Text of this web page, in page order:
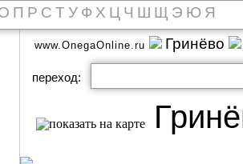
П Р С Т У Ф Х Ц Ч Ш Щ Э Ю Я
www.OnegaOnline.ru Гринёво
переход: